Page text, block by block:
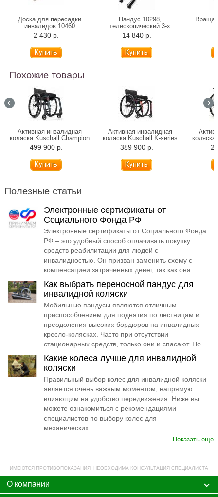
Доска для пересадки
инвалидов 10460
2 430 р.
Пандус 10298,
телескопический 3-х
секционный, 150 см
14 840 р.
Похожие товары
Активная инвалидная
коляска Kuschall Champion
499 900 р.
Активная инвалидная
коляска Kuschall K-series
(от 7,7 кг)
389 900 р.
Полезные статьи
Электронные сертификаты от
Социального Фонда РФ
Электронные сертификаты от Социального Фонда
РФ – это удобный способ оплачивать покупку
средств реабилитации для людей с
инвалидностью. Он призван заменить схему с
компенсацией затраченных денег, так как она...
Как выбрать переносной пандус для
инвалидной коляски
Мобильные пандусы являются отличным
приспособлением для поднятия по лестницам и
преодоления высоких бордюров на инвалидных
кресло-колясках. Часто при отсутствии
стационарных средств, только они и спасают. Но...
Какие колеса лучше для инвалидной
коляски
Правильный выбор колес для инвалидной коляски
является очень важным моментом, напрямую
влияющим на удобство передвижения. Ниже вы
можете ознакомиться с рекомендациями
специалистов по выбору колес для
механических...
Показать еще
ИМЕЮТСЯ ПРОТИВОПОКАЗАНИЯ. НЕОБХОДИМА КОНСУЛЬТАЦИЯ СПЕЦИАЛИСТА
О компании